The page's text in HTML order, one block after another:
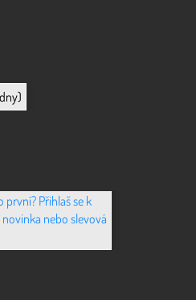
první? Přihlaš se k
nebo slevová